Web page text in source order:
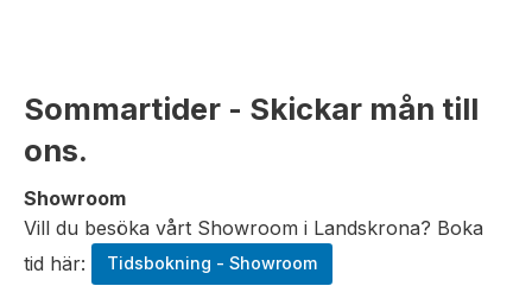
Sommartider - Skickar mån till
ons.
Showroom
Vill du besöka vårt Showroom i Landskrona? Boka
tid här:
Tidsbokning - Showroom